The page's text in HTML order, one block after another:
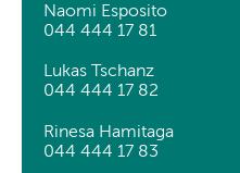
Naomi Esposito
044 444 17 81
Lukas Tschanz
044 444 17 82
Rinesa Hamitaga
044 444 17 83